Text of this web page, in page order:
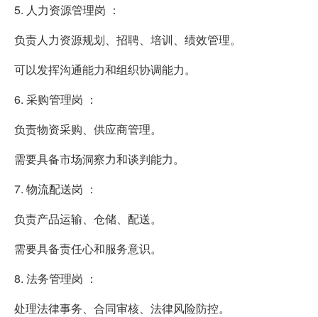
5. 人力资源管理岗 ：
负责人力资源规划、招聘、培训、绩效管理。
可以发挥沟通能力和组织协调能力。
6. 采购管理岗 ：
负责物资采购、供应商管理。
需要具备市场洞察力和谈判能力。
7. 物流配送岗 ：
负责产品运输、仓储、配送。
需要具备责任心和服务意识。
8. 法务管理岗 ：
处理法律事务、合同审核、法律风险防控。